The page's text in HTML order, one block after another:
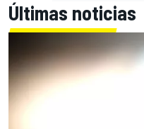
Últimas noticias